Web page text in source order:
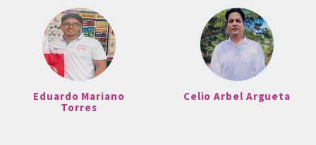
Eduardo Mariano
Torres
Celio Arbel Argueta